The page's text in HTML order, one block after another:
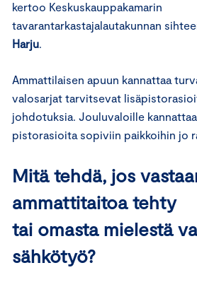
kertoo Keskuskauppakamarin
tavarantarkastajalautakunnan
Harju.
Ammattilaisen apuun kannattaa
valosarjat tarvitsevat
johdotuksia. Jouluvaloille
pistorasioita sopiviin paikkoihin jo
Mitä tehdä, jos
ammattitaitoa tehty
tai omasta mielestä
sähkötyö?